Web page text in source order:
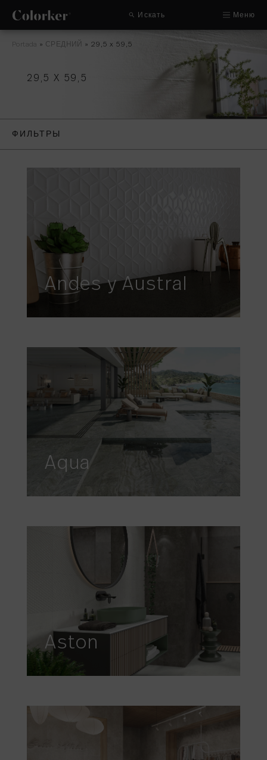
Искать Меню
Portada » СРЕДНИЙ » 29,5 x 59,5
29,5 X 59,5
ФИЛЬТРЫ
Andes y Austral
Aqua
Aston